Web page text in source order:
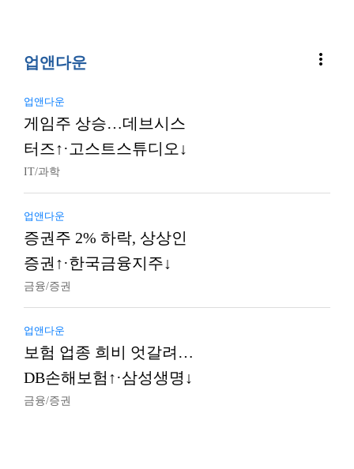
업앤다운 more_vert
업앤다운
게임주 상승…데브시스
터즈↑·고스트스튜디오↓
IT/과학
업앤다운
증권주 2% 하락, 상상인
증권↑·한국금융지주↓
금융/증권
업앤다운
보험 업종 희비 엇갈려…
DB손해보험↑·삼성생명↓
금융/증권